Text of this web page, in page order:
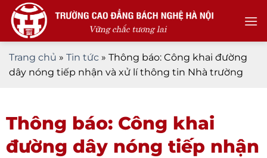
Skip
content
Trang chủ » Tin tức » Thông báo: Công khai đường
dây nóng tiếp nhận và xử lí thông tin Nhà trường
Thông báo: Công khai
đường dây nóng tiếp nhận